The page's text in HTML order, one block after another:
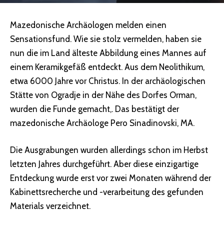
Mazedonische Archäologen melden einen
Sensationsfund. Wie sie stolz vermelden, haben sie
nun die im Land älteste Abbildung eines Mannes auf
einem Keramikgefäß entdeckt. Aus dem Neolithikum,
etwa 6000 Jahre vor Christus. In der archäologischen
Stätte von Ogradje in der Nähe des Dorfes Orman,
wurden die Funde gemacht,. Das bestätigt der
mazedonische Archäologe Pero Sinadinovski, MA.
Die Ausgrabungen wurden allerdings schon im Herbst
letzten Jahres durchgeführt. Aber diese einzigartige
Entdeckung wurde erst vor zwei Monaten während der
Kabinettsrecherche und -verarbeitung des gefunden
Materials verzeichnet.